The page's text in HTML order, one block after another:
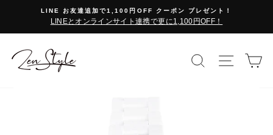
テ
LINE お友達追加で1,100円OFF クーポン プレゼント！
LINEとオンラインサイト連携で更に1,100円OFF！
検索で探す
サイト